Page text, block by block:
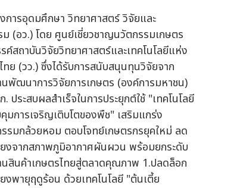
การอุดมศึกษา วิทยาศาสตร์ วิจัยและ
(อว.) โดย ศูนย์เชี่ยวชาญนวัตกรรมเกษตร
ค์สถาบันวิจัยวิทยาศาสตร์และเทคโนโลยีแห่ง
ทย (วว.) ซึ่งได้รับการสนับสนุนทุนวิจัยจาก
พัฒนาการวิจัยการเกษตร (องค์การมหาชน)
. ประสบผลสำเร็จในการประยุกต์ใช้ "เทคโนโลยี
มการเจริญเติบโตของพืช" เสริมแกร่ง
รมกล้วยหอม ตอบโจทย์เกษตรกรยุคใหม่ ลด
ยงจากสภาพภูมิอากาศผันผวน พร้อมยกระดับ
นสินค้าเกษตรไทยสู่ตลาดคุณภาพ 1.ปลดล็อก
งพายุฤดูร้อน ด้วยเทคโนโลยี "ต้นเตี้ย